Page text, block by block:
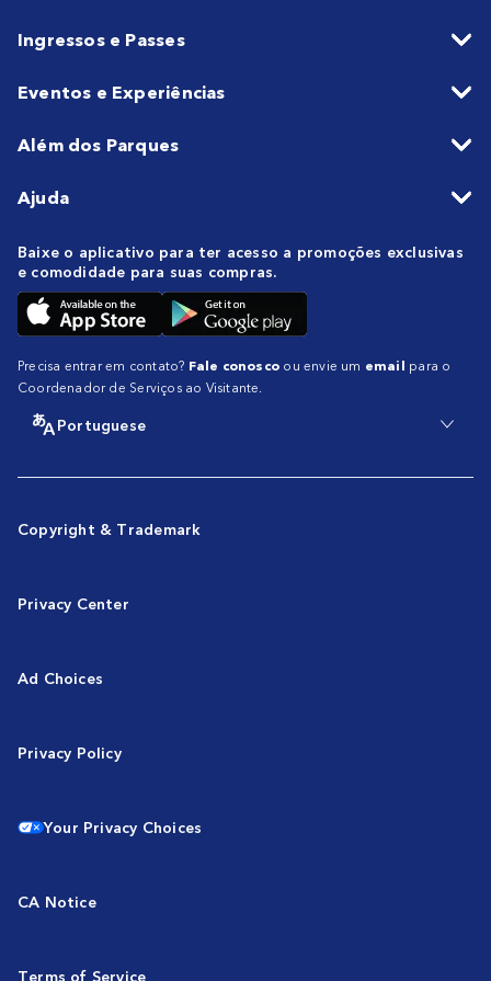
Ingressos e Passes
Eventos e Experiências
Além dos Parques
Ajuda
Baixe o aplicativo para ter acesso a promoções exclusivas
e comodidade para suas compras.
Precisa entrar em contato? Fale conosco ou envie um email para o
Coordenador de Serviços ao Visitante.
Portuguese
Copyright & Trademark
Privacy Center
Ad Choices
Privacy Policy
Your Privacy Choices
CA Notice
Terms of Service